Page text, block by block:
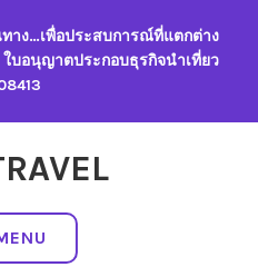
าง…เพื่อประสบการณ์ที่แตกต่าง
บอนุญาตประกอบธุรกิจนำเที่ยว